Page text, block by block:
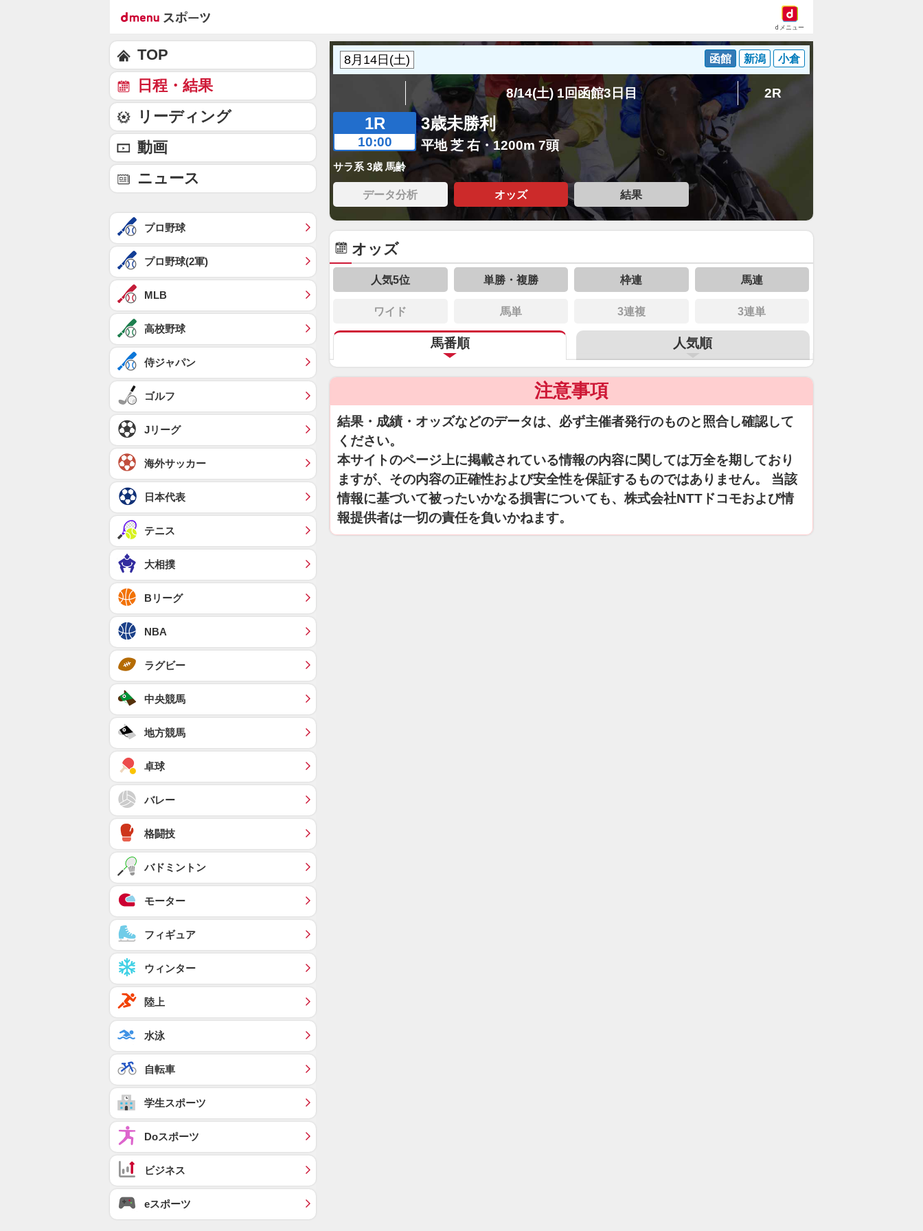
dメニュー
函館 新潟 小倉
8/14(土) 1回函館3日目 2R
1R
10:00
3歳未勝利
平地 芝 右・1200m 7頭
サラ系 3歳 馬齢
データ分析 オッズ 結果
オッズ
人気5位 単勝・複勝 枠連 馬連
ワイド 馬単 3連複 3連単
馬番順 人気順
注意事項
結果・成績・オッズなどのデータは、必ず主催者発行のものと照合し確認して
ください。
本サイトのページ上に掲載されている情報の内容に関しては万全を期しており
ますが、その内容の正確性および安全性を保証するものではありません。 当該
情報に基づいて被ったいかなる損害についても、株式会社NTTドコモおよび情
報提供者は一切の責任を負いかねます。
TOP
日程・結果
リーディング
動画
ニュース
プロ野球
プロ野球(2軍)
MLB
高校野球
侍ジャパン
ゴルフ
Jリーグ
海外サッカー
日本代表
テニス
大相撲
Bリーグ
NBA
ラグビー
中央競馬
地方競馬
卓球
バレー
格闘技
バドミントン
モーター
フィギュア
ウィンター
陸上
水泳
自転車
学生スポーツ
Doスポーツ
ビジネス
eスポーツ